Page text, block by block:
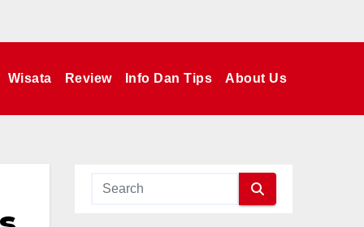
Wisata Review Info Dan Tips About Us